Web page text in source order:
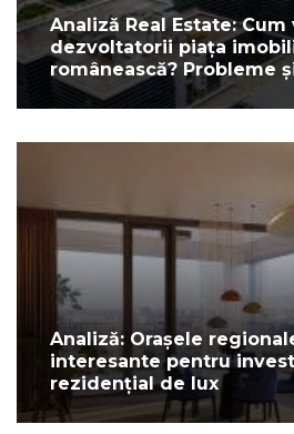
Analiză Real Estate: Cum
dezvoltatorii piața
românească? Probleme
Analiză: Orașele
interesante pentru
rezidențial de lux